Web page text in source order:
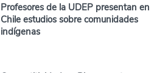
Profesores de la UDEP presentan en
Chile estudios sobre comunidades
indígenas